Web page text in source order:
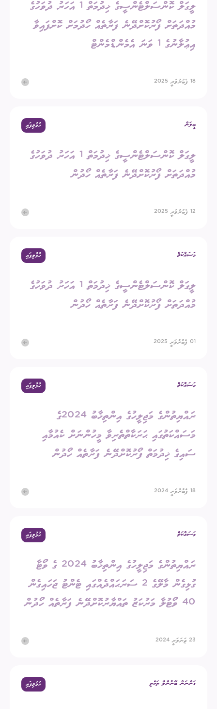
ލީގަލް ކޮންސަލްޓެންސީގެ ޚިދުމަތް 1 އަހަރު ދުވަހުގެ
މުއްދަތަށް ފޯރުކޮށްދޭނެ ފަރާތެއް ހޯދުމަށް ކޮށްފައިވާ
އިޢުލާނުގެ 1 ވަނަ އެމެންޑްމެންޓް
18 ފެބުރުވަރީ 2025
ބީލަން ހުޅުވިފައި
ލީގަލް ކޮންސަލްޓެންސީގެ ޚިދުމަތް 1 އަހަރު ދުވަހުގެ
މުއްދަތަށް ފޯރުކޮށްދޭނެ ފަރާތެއް ހޯދުން
12 ފެބުރުވަރީ 2025
މަސައްކަތް ހުޅުވިފައި
ލީގަލް ކޮންސަލްޓެންސީގެ ޚިދުމަތް 1 އަހަރު ދުވަހުގެ
މުއްދަތަށް ފޯރުކޮށްދޭނެ ފަރާތެއް ހޯދުން
01 ފެބުރުވަރީ 2025
މަސައްކަތް ހުޅުވިފައި
ރައްޔިތުންގެ މަޖިލީހުގެ އިންތިޚާބު 2024ގެ
މަސައްކަތުގައި ޙަރަކާތްތެރިވާ މީހުންނަށް ކެއުމާއި
ސައިގެ ޚިދުމަތް ފޯރުކޮށްދޭނެ ފަރާތެއް ހޯދުން
18 ފެބުރުވަރީ 2024
މަސައްކަތް ހުޅުވިފައި
ރައްޔިތުންގެ މަޖިލީހުގެ އިންތިޚާބު 2024 ގެ ވޯޓާ
ގުޅިގެން މާލޭގެ 2 ސަރަޙައްދެއްގައި ޓެންޓު ޖަހައިގެން
40 ވޯޓުލާ މަރުކަޒު ތައްޔާރުކޮށްދޭނެ ފަރާތެއް ހޯދުން
23 ޖަނަވަރީ 2024
ގަންނަން ބޭނުންވާ ތަކެތި ހުޅުވިފައި